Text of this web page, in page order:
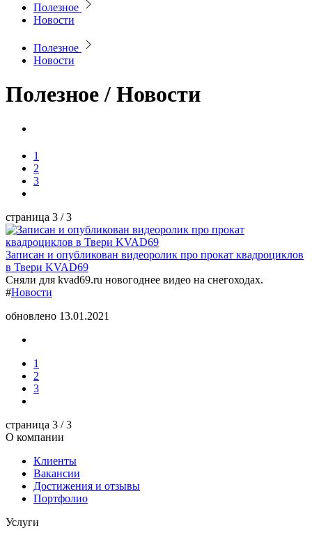
Полезное
Новости
Полезное
Новости
Полезное / Новости
1
2
3
страница 3 / 3
Записан и опубликован видеоролик про прокат квадроциклов
в Твери KVAD69
Сняли для kvad69.ru новогоднее видео на снегоходах.
#Новости
обновлено 13.01.2021
1
2
3
страница 3 / 3
О компании
Клиенты
Вакансии
Достижения и отзывы
Портфолио
Услуги